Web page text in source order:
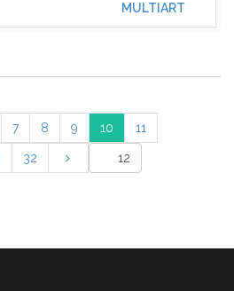
MULTIART
7 8 9 10 11
32